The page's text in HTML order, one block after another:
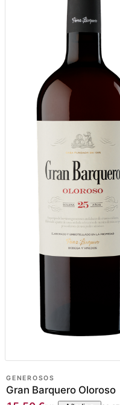
GENEROSOS
Gran Barquero Oloroso